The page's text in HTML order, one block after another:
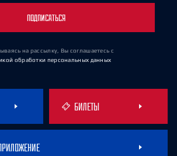
ПОДПИСАТЬСЯ
на рассылку, Вы соглашаетесь с
обработки персональных данных
БИЛЕТЫ